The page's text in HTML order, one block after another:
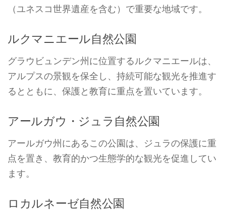
（ユネスコ世界遺産を含む）で重要な地域です。
ルクマニエール自然公園
グラウビュンデン州に位置するルクマニエールは、
アルプスの景観を保全し、持続可能な観光を推進す
るとともに、保護と教育に重点を置いています。
アールガウ・ジュラ自然公園
アールガウ州にあるこの公園は、ジュラの保護に重
点を置き、教育的かつ生態学的な観光を促進してい
ます。
ロカルネーゼ自然公園